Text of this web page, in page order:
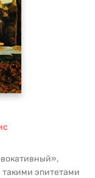
эпитетами